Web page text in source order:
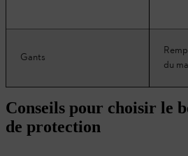
Gants
du
Conseils pour choisir le
de protection